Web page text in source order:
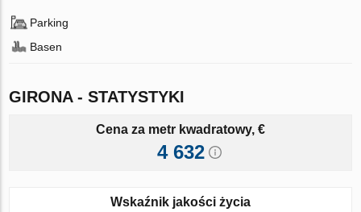
Parking
Basen
GIRONA - STATYSTYKI
Cena za metr kwadratowy, €
4 632
Wskaźnik jakości życia